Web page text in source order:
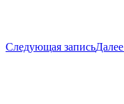
Следующая записьДалее